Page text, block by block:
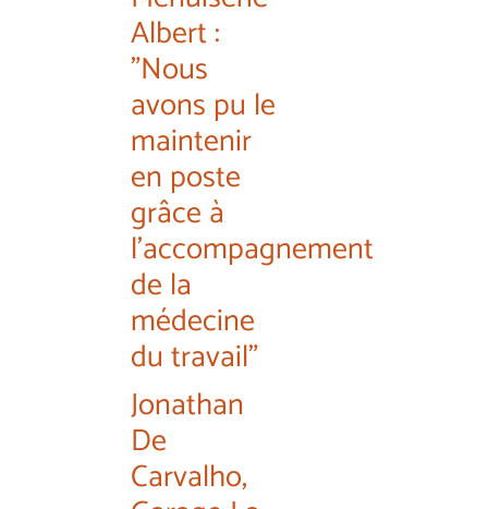
Albert :
"Nous
avons pu le
maintenir
en poste
grâce à
l'accompagnement
de la
médecine
du travail"
Jonathan
De
Carvalho,